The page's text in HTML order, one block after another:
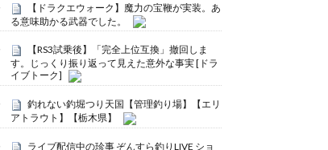
【ドラクエウォーク】魔力の宝鞭が実装。あ
る意味助かる武器でした。
【RS3試乗後】「完全上位互換」撤回しま
す。じっくり振り返って見えた意外な事実 [ドラ
イブトーク]
釣れない釣堀つり天国【管理釣り場】【エリ
アトラウト】【栃木県】
ライブ配信中の珍事 ぞんすら釣りLIVE ショ